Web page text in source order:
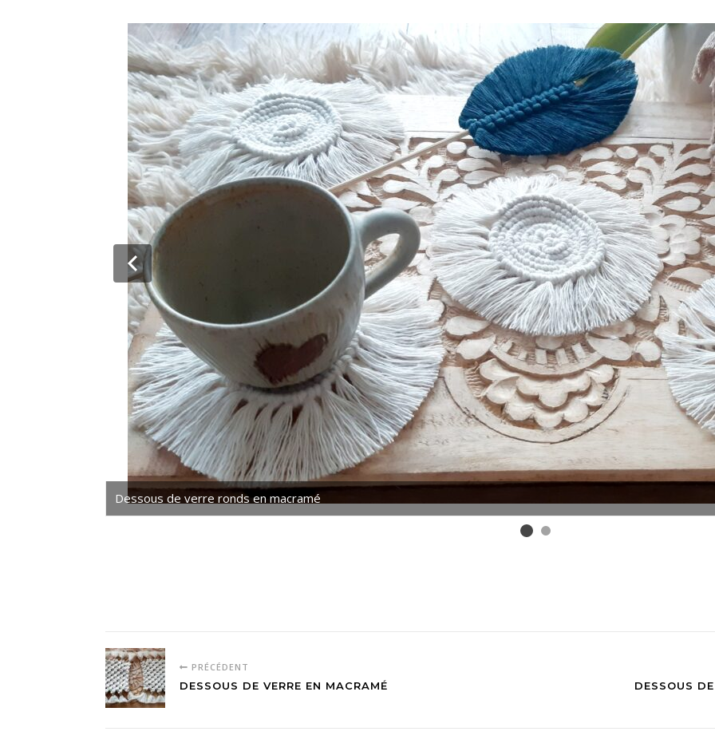
Dessous de verre ronds en macramé
PRÉCÉDENT
DESSOUS DE VERRE EN MACRAMÉ DESSOUS